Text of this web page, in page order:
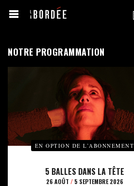
NOTRE PROGRAMMATION
EN OPTION DE L’ABONNEMENT
5 BALLES DANS LA TÊTE
26 AOÛT /5 SEPTEMBRE 2026